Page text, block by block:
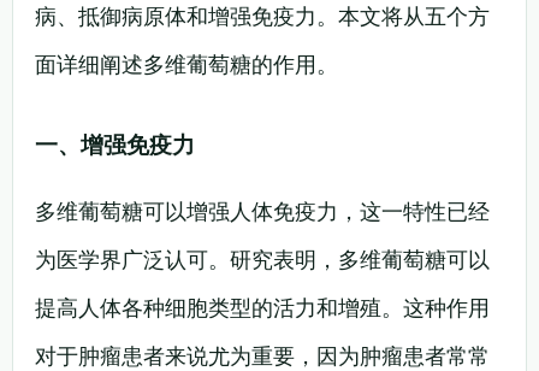
病、抵御病原体和增强免疫力。本文将从五个方
面详细阐述多维葡萄糖的作用。
一、增强免疫力
多维葡萄糖可以增强人体免疫力，这一特性已经
为医学界广泛认可。研究表明，多维葡萄糖可以
提高人体各种细胞类型的活力和增殖。这种作用
对于肿瘤患者来说尤为重要，因为肿瘤患者常常